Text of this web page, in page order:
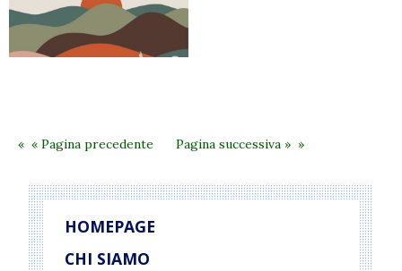
« Pagina precedente Pagina successiva »
HOMEPAGE
CHI SIAMO